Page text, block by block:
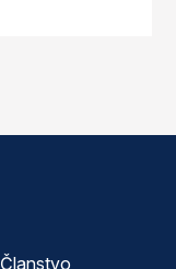
Članstvo